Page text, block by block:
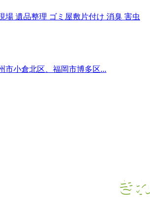
場 遺品整理 ゴミ屋敷片付け 消臭 害虫
市小倉北区、福岡市博多区...